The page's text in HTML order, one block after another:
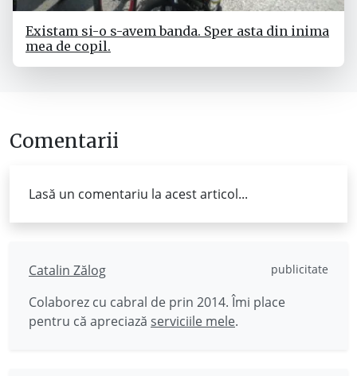
Existam si-o s-avem banda. Sper asta din inima
mea de copil.
Comentarii
Lasă un comentariu la acest articol...
Catalin Zălog publicitate
Colaborez cu cabral de prin 2014. Îmi place
pentru că apreciază serviciile mele.